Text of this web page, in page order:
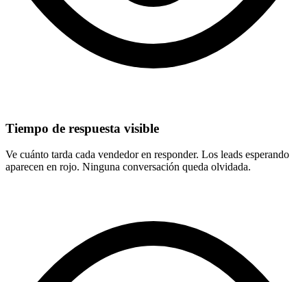
Tiempo de respuesta visible
Ve cuánto tarda cada vendedor en responder. Los leads esperando
aparecen en rojo. Ninguna conversación queda olvidada.